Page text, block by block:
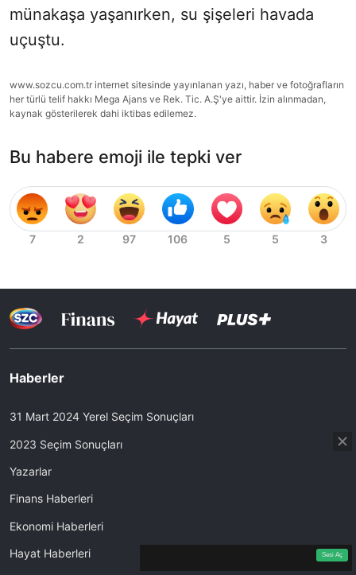
Aç
9.11%
Sesi Aç
münakaşa yaşanırken, su şişeleri havada
uçuştu.
www.sozcu.com.tr internet sitesinde yayınlanan yazı, haber ve fotoğrafların
her türlü telif hakkı Mega Ajans ve Rek. Tic. A.Ş'ye aittir. İzin alınmadan,
kaynak gösterilerek dahi iktibas edilemez.
Bu habere emoji ile tepki ver
Haberler
31 Mart 2024 Yerel Seçim Sonuçları
2023 Seçim Sonuçları
Yazarlar
Finans Haberleri
Ekonomi Haberleri
Hayat Haberleri